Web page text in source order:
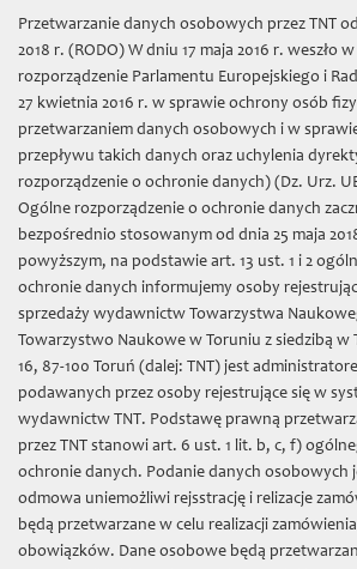
Wybierz język:
Mój koszyk | (0) 0 zł
Towarzystwo
Toruniu
TNT O nas » Członkowie
Przetwarzanie danych osobowych przez TNT
2018 r. (RODO) W dniu 17 maja 2016 r. weszło
rozporządzenie Parlamentu Europejskiego i
27 kwietnia 2016 r. w sprawie ochrony osób
przetwarzaniem danych osobowych i w
przepływu takich danych oraz uchylenia
rozporządzenie o ochronie danych) (Dz. Urz. UE
Ogólne rozporządzenie o ochronie danych
bezpośrednio stosowanym od dnia 25 maja
powyższym, na podstawie art. 13 ust. 1 i 2
ochronie danych informujemy osoby
sprzedaży wydawnictw Towarzystwa
Towarzystwo Naukowe w Toruniu z siedzibą w
16, 87-100 Toruń (dalej: TNT) jest
podawanych przez osoby rejestrujące się w
wydawnictw TNT. Podstawę prawną
przez TNT stanowi art. 6 ust. 1 lit. b, c, f)
ochronie danych. Podanie danych osobowych
odmowa uniemożliwi rejsstrację i relizacje
będą przetwarzane w celu realizacji
obowiązków. Dane osobowe będą